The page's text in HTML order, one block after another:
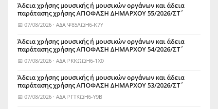
Άδεια χρήσης μουσικής ή μουσικών οργάνων και άδεια
παράτασης χρήσης ΑΠΟΦΑΣΗ ΔΗΜΑΡΧΟΥ 55/2026/ΣΤ΄
📅 07/08/2026 · ΑΔΑ Ψ85ΛΩΗ6-Κ7Υ
Άδεια χρήσης μουσικής ή μουσικών οργάνων και άδεια
παράτασης χρήσης ΑΠΟΦΑΣΗ ΔΗΜΑΡΧΟΥ 54/2026/ΣΤ΄
📅 07/08/2026 · ΑΔΑ ΡΚΚΩΩΗ6-1Χ0
Άδεια χρήσης μουσικής ή μουσικών οργάνων και άδεια
παράτασης χρήσης ΑΠΟΦΑΣΗ ΔΗΜΑΡΧΟΥ 53/2026/ΣΤ΄
📅 07/08/2026 · ΑΔΑ ΡΓΤΚΩΗ6-Υ9Β